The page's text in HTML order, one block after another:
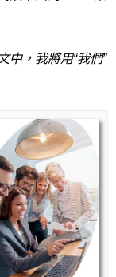
中，我將用“我們”